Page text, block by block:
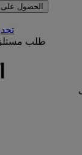
الحصول
طلب